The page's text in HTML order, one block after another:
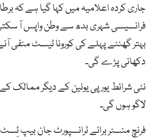
جاری کردہ اعلامیہ میں کہا گیا ہے کہ
فرانسیسی شہری بدھ سے وطن واپس آ سکتے
بہتر گھنٹے پہلے کی کورونا ٹیسٹ منفی
دکھانی پڑے گی۔
نئی شرائط یورپی یونین کے دیگر ممالک
لاگو ہوں گی۔
فرنچ منسٹر برائے ٹرانسپورٹ جان بیپ